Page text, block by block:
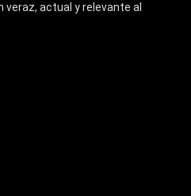
actual y relevante al